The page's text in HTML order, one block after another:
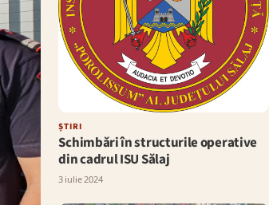
ȘTIRI
Schimbări în structurile operative
din cadrul ISU Sălaj
3 iulie 2024